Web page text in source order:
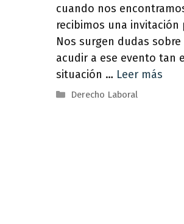
cuando nos
recibimos una
Nos surgen dudas
acudir a ese evento tan
situación … Leer más
Categorías
Derecho Laboral